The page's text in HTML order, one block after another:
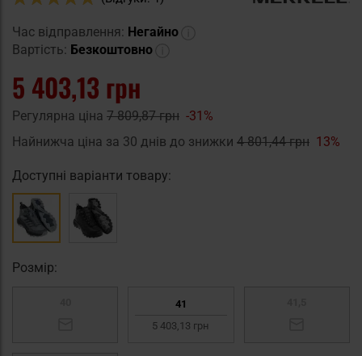
Час відправлення: Негайно
Вартість: Безкоштовно
5 403,13 грн
Регулярна ціна 7 809,87 грн -31%
Найнижча ціна за 30 днів до знижки 4 801,44 грн 13%
Доступні варіанти товару:
Pозмір:
41
5 403,13 грн